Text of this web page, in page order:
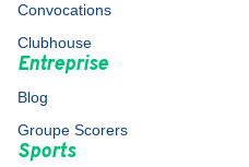
Convocations
Clubhouse
Entreprise
Blog
Groupe Scorers
Sports